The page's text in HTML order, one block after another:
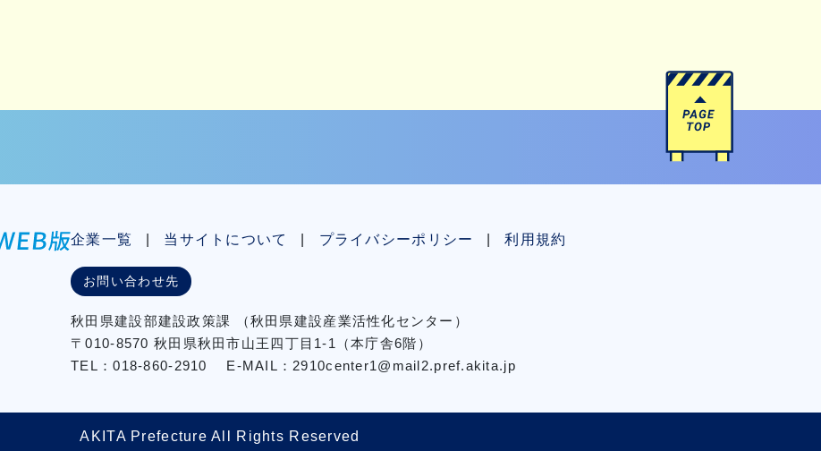
企業一覧 当サイトについて プライバシーポリシー 利用規約
お問い合わせ先
秋⽥県建設部建設政策課
（秋⽥県建設産業活性化センター）
〒010-8570 秋田県秋田市⼭王四丁⽬1-1（本庁舎6階）
TEL：018-860-2910 E-MAIL：2910center1@mail2.pref.akita.jp
AKITA Prefecture All Rights Reserved